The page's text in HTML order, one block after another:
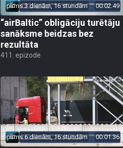
pirms 3 dienām, 16 stundām 00:02:49
“airBaltic” obligāciju turētāju
sanāksme beidzas bez
rezultāta
411. epizode
pirms 6 dienām, 16 stundām 00:01:36